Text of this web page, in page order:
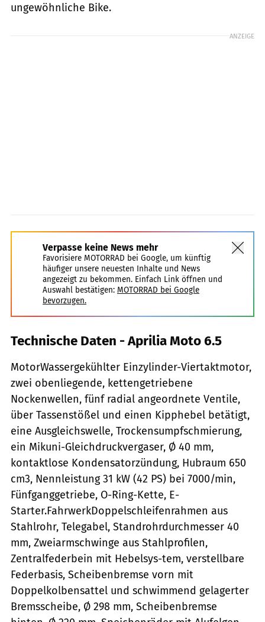
ungewöhnliche Bike.
ANZEIGE
Verpasse keine News mehr
Favorisiere MOTORRAD bei Google, um künftig
häufiger unsere neuesten Inhalte und News
angezeigt zu bekommen. Einfach Link öffnen und
Auswahl bestätigen: MOTORRAD bei Google
bevorzugen.
Technische Daten - Aprilia Moto 6.5
MotorWassergekühlter Einzylinder-Viertaktmotor,
zwei obenliegende, kettengetriebene
Nockenwellen, fünf radial angeordnete Ventile,
über Tassenstößel und einen Kipphebel betätigt,
eine Ausgleichswelle, Trockensumpfschmierung,
ein Mikuni-Gleichdruckvergaser, Ø 40 mm,
kontaktlose Kondensatorzündung, Hubraum 650
cm3, Nennleistung 31 kW (42 PS) bei 7000/min,
Fünfganggetriebe, O-Ring-Kette, E-
Starter.FahrwerkDoppelschleifenrahmen aus
Stahlrohr, Telegabel, Standrohrdurchmesser 40
mm, Zweiarmschwinge aus Stahlprofilen,
Zentralfederbein mit Hebelsys-tem, verstellbare
Federbasis, Scheibenbremse vorn mit
Doppelkolbensattel und schwimmend gelagerter
Bremsscheibe, Ø 298 mm, Scheibenbremse